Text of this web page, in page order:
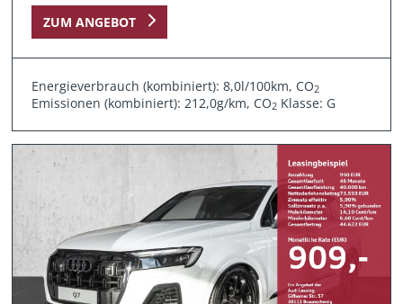
ZUM ANGEBOT
Energieverbrauch (kombiniert): 8,0l/100km, CO2
Emissionen (kombiniert): 212,0g/km, CO2 Klasse: G